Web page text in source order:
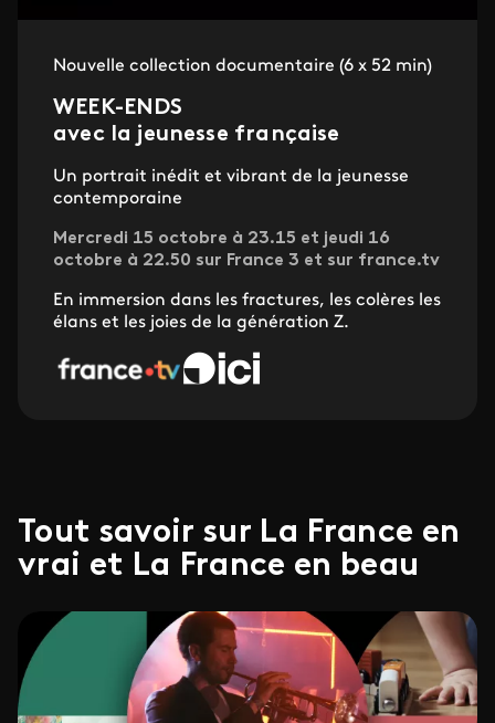
Nouvelle collection documentaire (6 x 52 min)
WEEK-ENDS
avec la jeunesse française
Un portrait inédit et vibrant de la jeunesse
contemporaine
Mercredi 15 octobre à 23.15 et jeudi 16
octobre à 22.50 sur France 3 et sur france.tv
En immersion dans les fractures, les colères les
élans et les joies de la génération Z.
Tout savoir sur La France en
vrai et La France en beau